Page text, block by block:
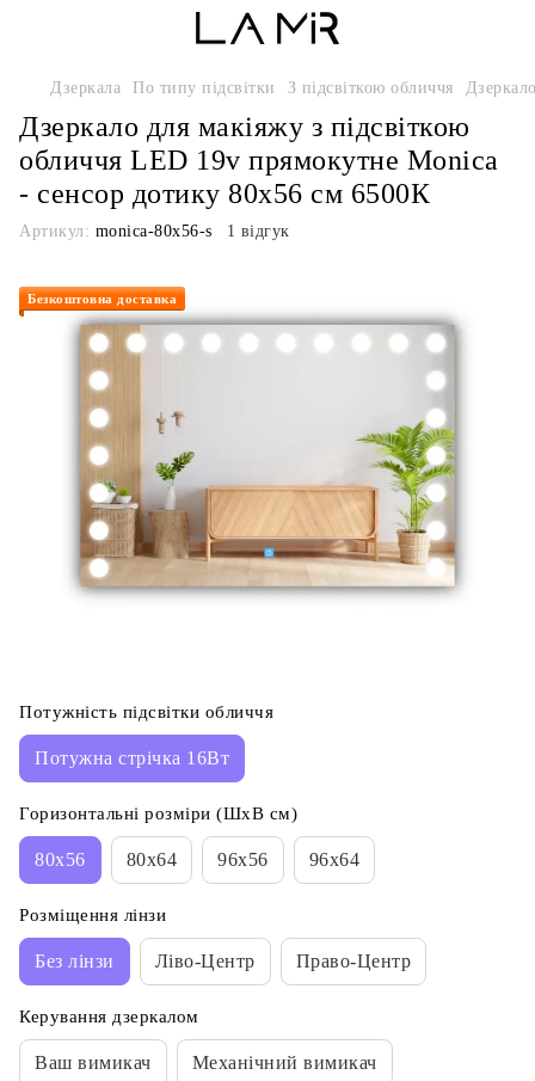
Дзеркала По типу підсвітки З підсвіткою обличчя
Дзеркало для макіяжу з підсвіткою
обличчя LED 19v прямокутне Monica
- сенсор дотику 80x56 см 6500К
Артикул: monica-80x56-s 1 відгук
Безкоштовна доставка
Потужність підсвітки обличчя
Потужна стрічка 16Вт
Горизонтальні розміри (ШхВ см)
80x56 80x64 96x56 96x64
Розміщення лінзи
Без лінзи Ліво-Центр Право-Центр
Керування дзеркалом
Ваш вимикач Механічний вимикач